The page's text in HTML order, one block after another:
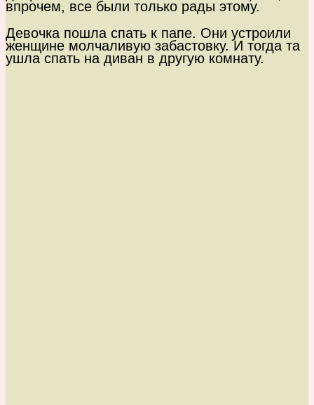
впрочем, все были только рады этому.
Девочка пошла спать к папе. Они устроили
женщине молчаливую забастовку. И тогда та
ушла спать на диван в другую комнату.